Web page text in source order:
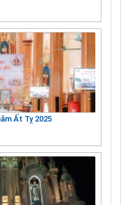
Ất Tỵ 2025